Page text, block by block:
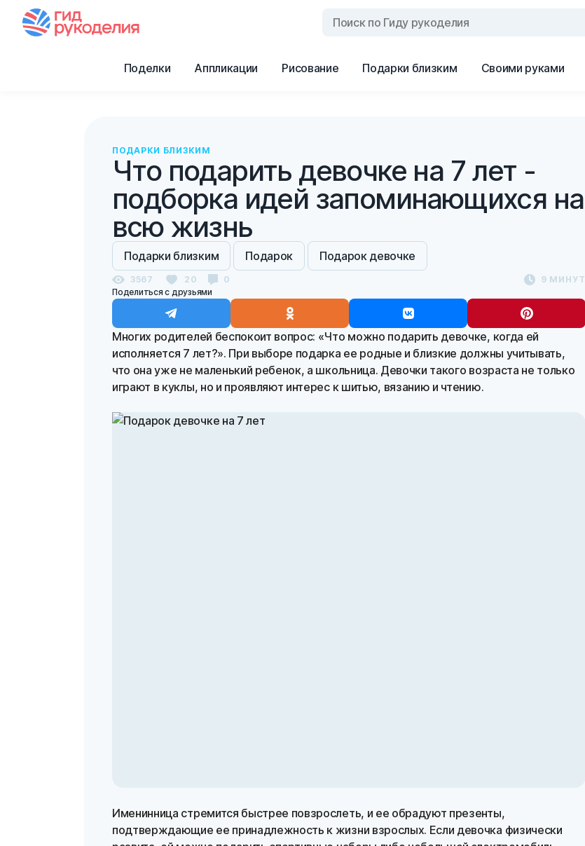
Поделки Аппликации Рисование Подарки близким Своими руками
ПОДАРКИ БЛИЗКИМ
Что подарить девочке на 7 лет -
подборка идей запоминающихся на
всю жизнь
Подарки близким Подарок Подарок девочке
3567 20 0
9 МИНУТ
Поделиться с друзьями
Многих родителей беспокоит вопрос: «Что можно подарить девочке, когда ей
исполняется 7 лет?». При выборе подарка ее родные и близкие должны учитывать,
что она уже не маленький ребенок, а школьница. Девочки такого возраста не только
играют в куклы, но и проявляют интерес к шитью, вязанию и чтению.
Именинница стремится быстрее повзрослеть, и ее обрадуют презенты,
подтверждающие ее принадлежность к жизни взрослых. Если девочка физически